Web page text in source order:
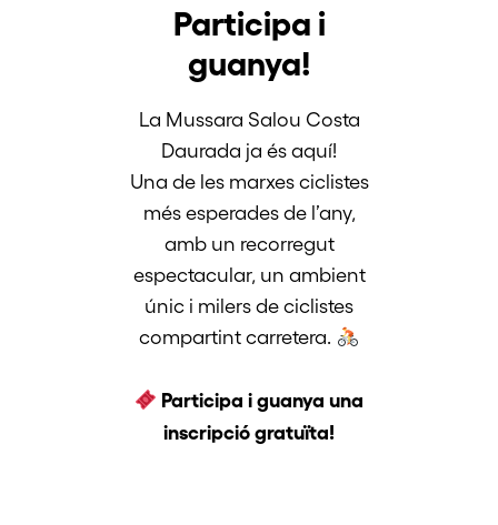
Participa i
guanya!
La Mussara Salou Costa
Daurada ja és aquí!
Una de les marxes ciclistes
més esperades de l’any,
amb un recorregut
espectacular, un ambient
únic i milers de ciclistes
compartint carretera.
Participa i guanya una
inscripció gratuïta!